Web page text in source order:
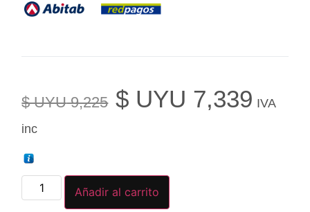
$ UYU9,225 $ UYU 7,339 IVA
inc
Añadir al carrito